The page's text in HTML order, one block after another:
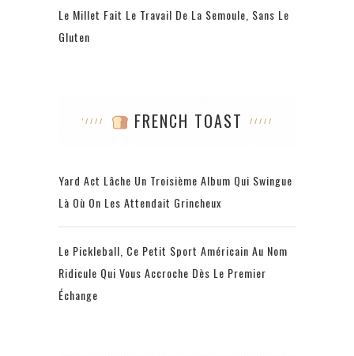
Le Millet Fait Le Travail De La Semoule, Sans Le
Gluten
FRENCH TOAST
Yard Act Lâche Un Troisième Album Qui Swingue
Là Où On Les Attendait Grincheux
Le Pickleball, Ce Petit Sport Américain Au Nom
Ridicule Qui Vous Accroche Dès Le Premier
Échange